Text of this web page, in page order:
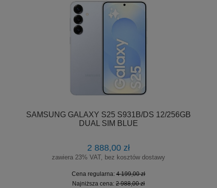
SAMSUNG GALAXY S25 S931B/DS 12/256GB
DUAL SIM BLUE
2 888,00 zł
zawiera 23% VAT, bez kosztów dostawy
Cena regularna: 4 199,00 zł
Najniższa cena: 2 988,00 zł